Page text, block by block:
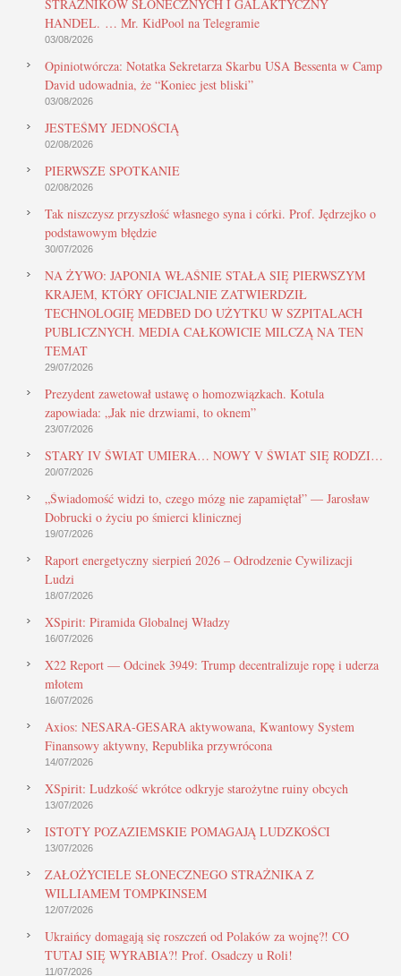
STRAŻNIKÓW SŁONECZNYCH I GALAKTYCZNY
HANDEL. … Mr. KidPool na Telegramie
03/08/2026
Opiniotwórcza: Notatka Sekretarza Skarbu USA Bessenta w Camp
David udowadnia, że “Koniec jest bliski”
03/08/2026
JESTEŚMY JEDNOŚCIĄ
02/08/2026
PIERWSZE SPOTKANIE
02/08/2026
Tak niszczysz przyszłość własnego syna i córki. Prof. Jędrzejko o
podstawowym błędzie
30/07/2026
NA ŻYWO: JAPONIA WŁAŚNIE STAŁA SIĘ PIERWSZYM
KRAJEM, KTÓRY OFICJALNIE ZATWIERDZIŁ
TECHNOLOGIĘ MEDBED DO UŻYTKU W SZPITALACH
PUBLICZNYCH. MEDIA CAŁKOWICIE MILCZĄ NA TEN
TEMAT
29/07/2026
Prezydent zawetował ustawę o homozwiązkach. Kotula
zapowiada: „Jak nie drzwiami, to oknem”
23/07/2026
STARY IV ŚWIAT UMIERA… NOWY V ŚWIAT SIĘ RODZI…
20/07/2026
„Świadomość widzi to, czego mózg nie zapamiętał” — Jarosław
Dobrucki o życiu po śmierci klinicznej
19/07/2026
Raport energetyczny sierpień 2026 – Odrodzenie Cywilizacji
Ludzi
18/07/2026
XSpirit: Piramida Globalnej Władzy
16/07/2026
X22 Report — Odcinek 3949: Trump decentralizuje ropę i uderza
młotem
16/07/2026
Axios: NESARA-GESARA aktywowana, Kwantowy System
Finansowy aktywny, Republika przywrócona
14/07/2026
XSpirit: Ludzkość wkrótce odkryje starożytne ruiny obcych
13/07/2026
ISTOTY POZAZIEMSKIE POMAGAJĄ LUDZKOŚCI
13/07/2026
ZAŁOŻYCIELE SŁONECZNEGO STRAŻNIKA Z
WILLIAMEM TOMPKINSEM
12/07/2026
Ukraińcy domagają się roszczeń od Polaków za wojnę?! CO
TUTAJ SIĘ WYRABIA?! Prof. Osadczy u Roli!
11/07/2026